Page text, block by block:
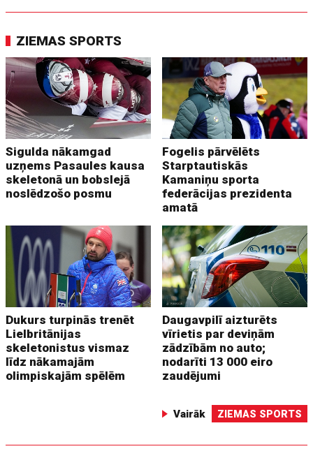
ZIEMAS SPORTS
Sigulda nākamgad
uzņems Pasaules kausa
skeletonā un bobslejā
noslēdzošo posmu
Fogelis pārvēlēts
Starptautiskās
Kamaniņu sporta
federācijas prezidenta
amatā
Dukurs turpinās trenēt
Lielbritānijas
skeletonistus vismaz
līdz nākamajām
olimpiskajām spēlēm
Daugavpilī aizturēts
vīrietis par deviņām
zādzībām no auto;
nodarīti 13 000 eiro
zaudējumi
Vairāk ZIEMAS SPORTS